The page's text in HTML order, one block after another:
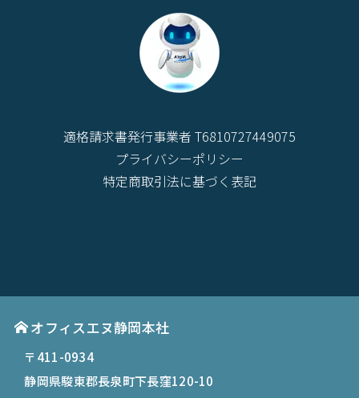
適格請求書発行事業者 T6810727449075
プライバシーポリシー
特定商取引法に基づく表記
オフィスエヌ静岡本社
〒411-0934
静岡県駿東郡長泉町下長窪120-10